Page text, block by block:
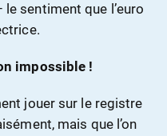
sentiment que l’euro
impossible !
jouer sur le registre
mais que l’on